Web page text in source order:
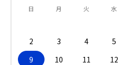
日 月 火 水
2
3 4 5
9
10 11 12